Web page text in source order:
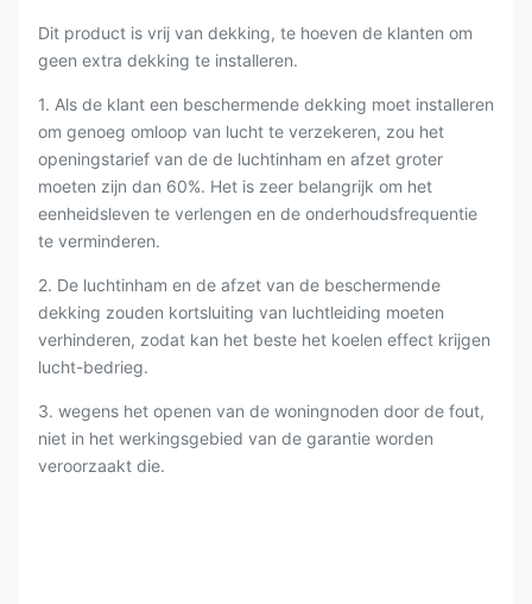
Dit product is vrij van dekking, te hoeven de klanten om
geen extra dekking te installeren.
1. Als de klant een beschermende dekking moet installeren
om genoeg omloop van lucht te verzekeren, zou het
openingstarief van de de luchtinham en afzet groter
moeten zijn dan 60%. Het is zeer belangrijk om het
eenheidsleven te verlengen en de onderhoudsfrequentie
te verminderen.
2. De luchtinham en de afzet van de beschermende
dekking zouden kortsluiting van luchtleiding moeten
verhinderen, zodat kan het beste het koelen effect krijgen
lucht-bedrieg.
3. wegens het openen van de woningnoden door de fout,
niet in het werkingsgebied van de garantie worden
veroorzaakt die.